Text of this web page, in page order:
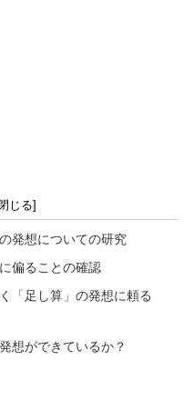
発想についての研究
偏ることの確認
「足し算」の発想に頼る
想ができているか？